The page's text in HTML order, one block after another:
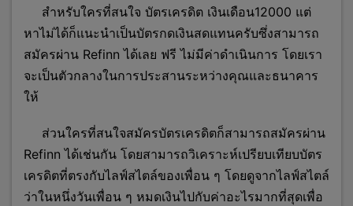
สำหรับใครที่สนใจ บัตรเครดิต เงินเดือน12000 แต่
หาไม่ได้ก็แนะนำเป็นบัตรกดเงินสดแทนครับซึ่งสามารถ
สมัครผ่าน Refinn ได้เลย ฟรี ไม่มีค่าดำเนินการ โดยเรา
จะเป็นตัวกลางในการประสานระหว่างคุณและธนาคาร
ให้
ส่วนใครที่สนใจสมัครบัตรเครดิตก็สามารถสมัครผ่าน
Refinn ได้เช่นกัน โดยสามารถวิเคราะห์เปรียบเทียบบัตร
เครดิตที่ตรงกับไลฟ์สไตล์ของเพื่อน ๆ โดยดูจากไลฟ์สไตล์
ว่าในหนึ่งวันเพื่อน ๆ หมดเงินไปกับค่าอะไรมากที่สุดเพื่อ